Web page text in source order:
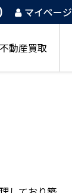
マイページ
不動産買取